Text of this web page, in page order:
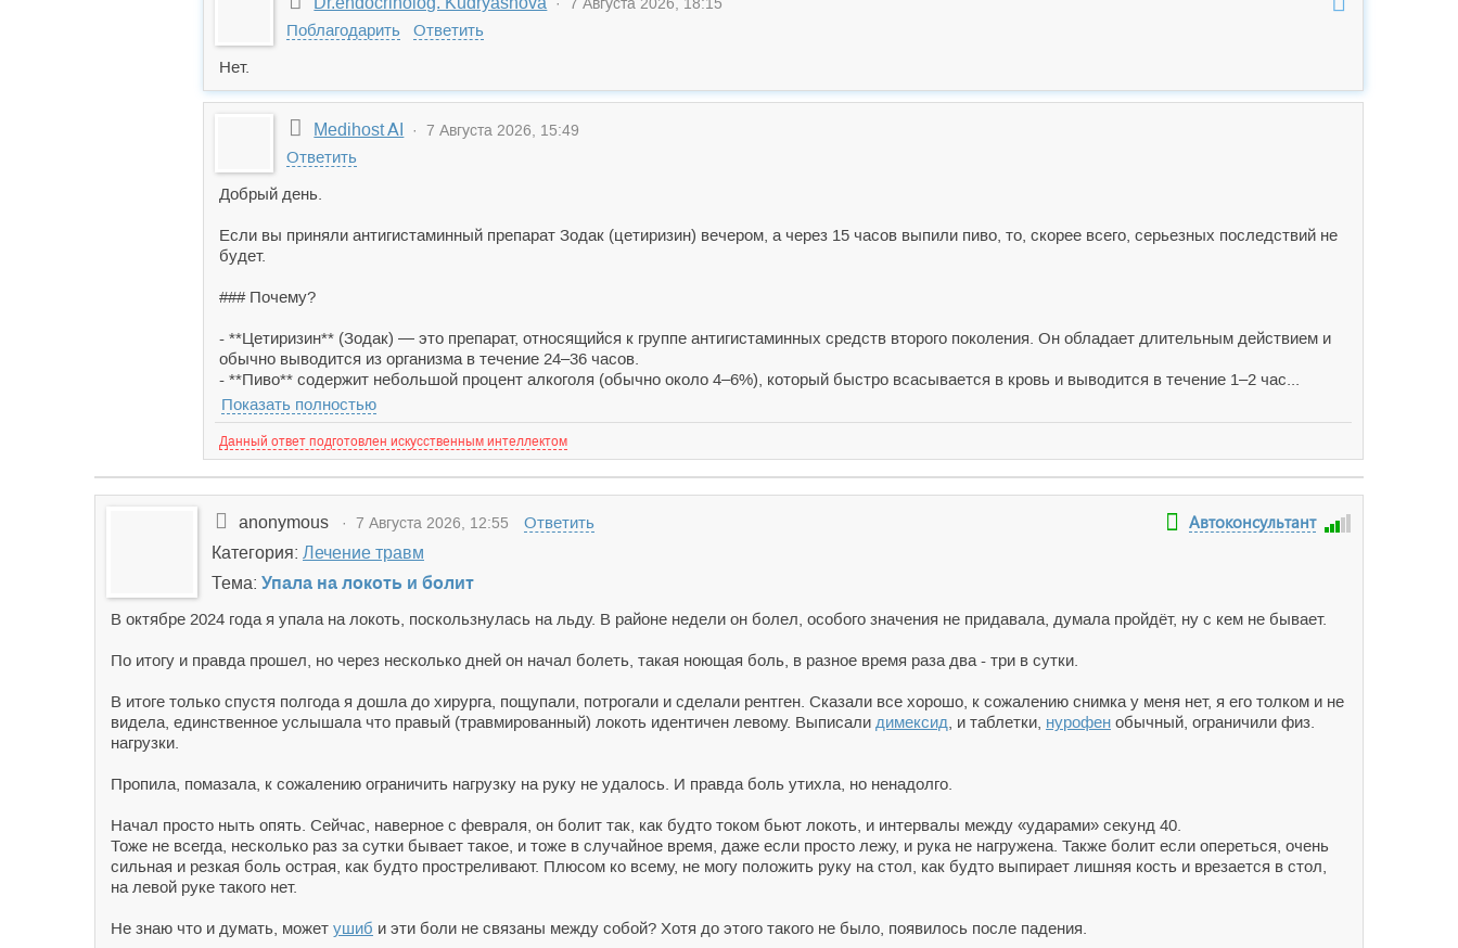
Поблагодарить
Ответить
Нет.
Medihost AI · 7 Августа 2026, 15:49
Ответить
Добрый день.
Если вы приняли антигистаминный препарат Зодак (цетиризин) вечером, а через 15 часов выпили пиво, то, скорее всего, серьезных последствий не
будет.
### Почему?
- **Цетиризин** (Зодак) — это препарат, относящийся к группе антигистаминных средств второго поколения. Он обладает длительным действием и
обычно выводится из организма в течение 24–36 часов.
- **Пиво** содержит небольшой процент алкоголя (обычно около 4–6%), который быстро всасывается в кровь и выводится в течение 1–2 час...
Показать полностью
Данный ответ подготовлен искусственным интеллектом
anonymous · 7 Августа 2026, 12:55 Ответить Автоконсультант
Категория: Лечение травм
Тема: Упала на локоть и болит
В октябре 2024 года я упала на локоть, поскользнулась на льду. В районе недели он болел, особого значения не придавала, думала пройдёт, ну с кем не бывает.
По итогу и правда прошел, но через несколько дней он начал болеть, такая ноющая боль, в разное время раза два - три в сутки.
В итоге только спустя полгода я дошла до хирурга, пощупали, потрогали и сделали рентген. Сказали все хорошо, к сожалению снимка у меня нет, я его толком и не
видела, единственное услышала что правый (травмированный) локоть идентичен левому. Выписали димексид , и таблетки, нурофен обычный, ограничили физ.
нагрузки.
Пропила, помазала, к сожалению ограничить нагрузку на руку не удалось. И правда боль утихла, но ненадолго.
Начал просто ныть опять. Сейчас, наверное с февраля, он болит так, как будто током бьют локоть, и интервалы между «ударами» секунд 40.
Тоже не всегда, несколько раз за сутки бывает такое, и тоже в случайное время, даже если просто лежу, и рука не нагружена. Также болит если опереться, очень
сильная и резкая боль острая, как будто простреливают. Плюсом ко всему, не могу положить руку на стол, как будто выпирает лишняя кость и врезается в стол,
на левой руке такого нет.
Не знаю что и думать, может ушиб и эти боли не связаны между собой? Хотя до этого такого не было, появилось после падения.